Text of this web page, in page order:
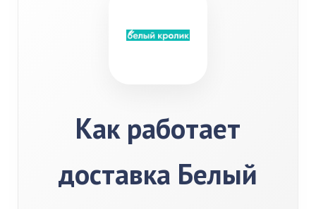
Как работает
доставка Белый